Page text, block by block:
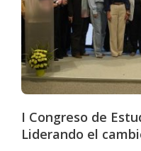
I Congreso de
Liderando el